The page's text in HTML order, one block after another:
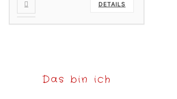
DETAILS
Das bin ich